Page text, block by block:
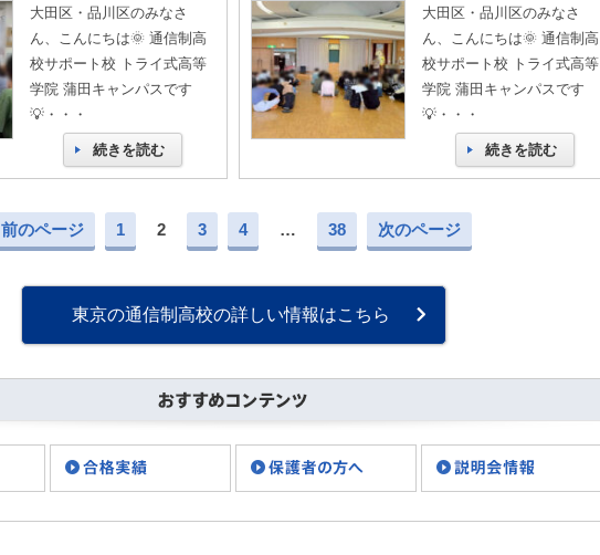
大田区・品川区のみなさ
ん、こんにちは🌞 通信制高
校サポート校 トライ式高等
学院 蒲田キャンパスです
💡・・・
続きを読む
大田区・品川区のみなさ
ん、こんにちは🌞 通信制高
校サポート校 トライ式高等
学院 蒲田キャンパスです
💡・・・
続きを読む
前のページ 1 2 3 4 … 38 次のページ
東京の通信制高校の詳しい情報はこちら